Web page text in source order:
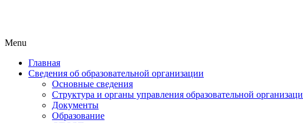
Menu
Главная
Сведения об образовательной организации
Основные сведения
Структура и органы управления образовательной
Документы
Образование